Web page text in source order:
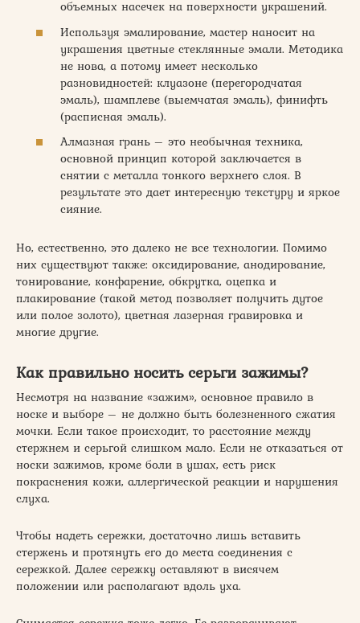
объемных насечек на поверхности украшений.
Используя эмалирование, мастер наносит на
украшения цветные стеклянные эмали. Методика
не нова, а потому имеет несколько
разновидностей: клуазоне (перегородчатая
эмаль), шамплеве (выемчатая эмаль), финифть
(расписная эмаль).
Алмазная грань – это необычная техника,
основной принцип которой заключается в
снятии с металла тонкого верхнего слоя. В
результате это дает интересную текстуру и яркое
сияние.
Но, естественно, это далеко не все технологии. Помимо
них существуют также: оксидирование, анодирование,
тонирование, конфарение, обкрутка, оцепка и
плакирование (такой метод позволяет получить дутое
или полое золото), цветная лазерная гравировка и
многие другие.
Как правильно носить серьги зажимы?
Несмотря на название «зажим», основное правило в
носке и выборе – не должно быть болезненного сжатия
мочки. Если такое происходит, то расстояние между
стержнем и серьгой слишком мало. Если не отказаться от
носки зажимов, кроме боли в ушах, есть риск
покраснения кожи, аллергической реакции и нарушения
слуха.
Чтобы надеть сережки, достаточно лишь вставить
стержень и протянуть его до места соединения с
сережкой. Далее сережку оставляют в висячем
положении или располагают вдоль уха.